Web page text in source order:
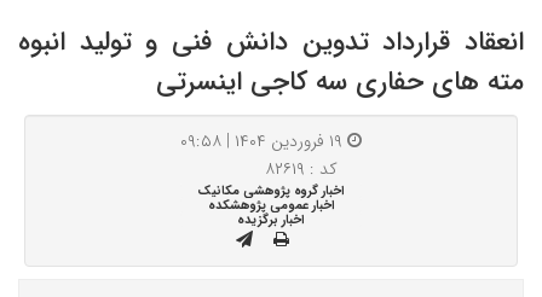
انعقاد قرارداد تدوین دانش فنی و تولید انبوه
مته های حفاری سه کاجی اینسرتی
کد : ۸۲۶۱۹
اخبار گروه پژوهشی مکانیک
اخبار عمومی پژوهشکده
اخبار برگزیده